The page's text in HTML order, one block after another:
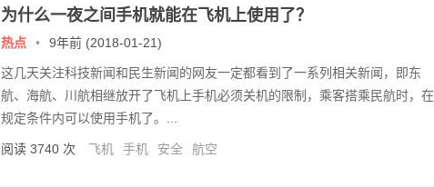
为什么一夜之间手机就能在飞机上使用了？
热点 • 9年前 (2018-01-21)
这几天关注科技新闻和民生新闻的网友一定都看到了一系列相关新闻，即东
航、海航、川航相继放开了飞机上手机必须关机的限制，乘客搭乘民航时，在
规定条件内可以使用手机了。...
阅读 3740 次 飞机 手机 安全 航空